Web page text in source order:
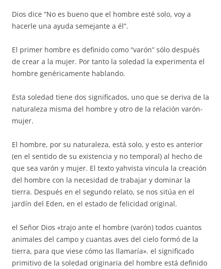
Dios dice “No es bueno que el hombre esté solo, voy a
hacerle una ayuda semejante a él”.
El primer hombre es definido como “varón” sólo después
de crear a la mujer. Por tanto la soledad la experimenta el
hombre genéricamente hablando.
Esta soledad tiene dos significados, uno que se deriva de la
naturaleza misma del hombre y otro de la relación varón-
mujer.
El hombre, por su naturaleza, está solo, y esto es anterior
(en el sentido de su existencia y no temporal) al hecho de
que sea varón y mujer. El texto yahvista vincula la creación
del hombre con la necesidad de trabajar y dominar la
tierra. Después en el segundo relato, se nos sitúa en el
jardín del Eden, en el estado de felicidad original.
el Señor Dios «trajo ante el hombre (varón) todos cuantos
animales del campo y cuantas aves del cielo formó de la
tierra, para que viese cómo las llamaría». el significado
primitivo de la soledad originaria del hombre está definido